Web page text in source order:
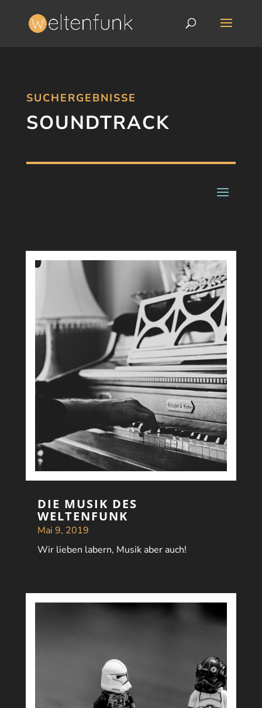
SUCHERGEBNISSE
SOUNDTRACK
DIE MUSIK DES
WELTENFUNK
Mai 9, 2019
Wir lieben labern, Musik aber auch!